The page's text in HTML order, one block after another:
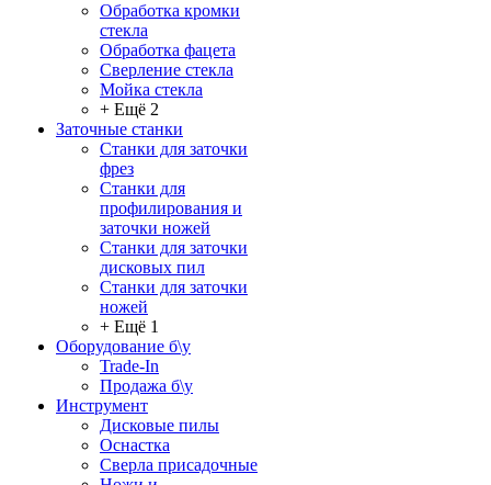
Обработка кромки
стекла
Обработка фацета
Сверление стекла
Мойка стекла
+ Ещё 2
Заточные станки
Станки для заточки
фрез
Станки для
профилирования и
заточки ножей
Станки для заточки
дисковых пил
Станки для заточки
ножей
+ Ещё 1
Оборудование б\у
Trade-In
Продажа б\у
Инструмент
Дисковые пилы
Оснастка
Сверла присадочные